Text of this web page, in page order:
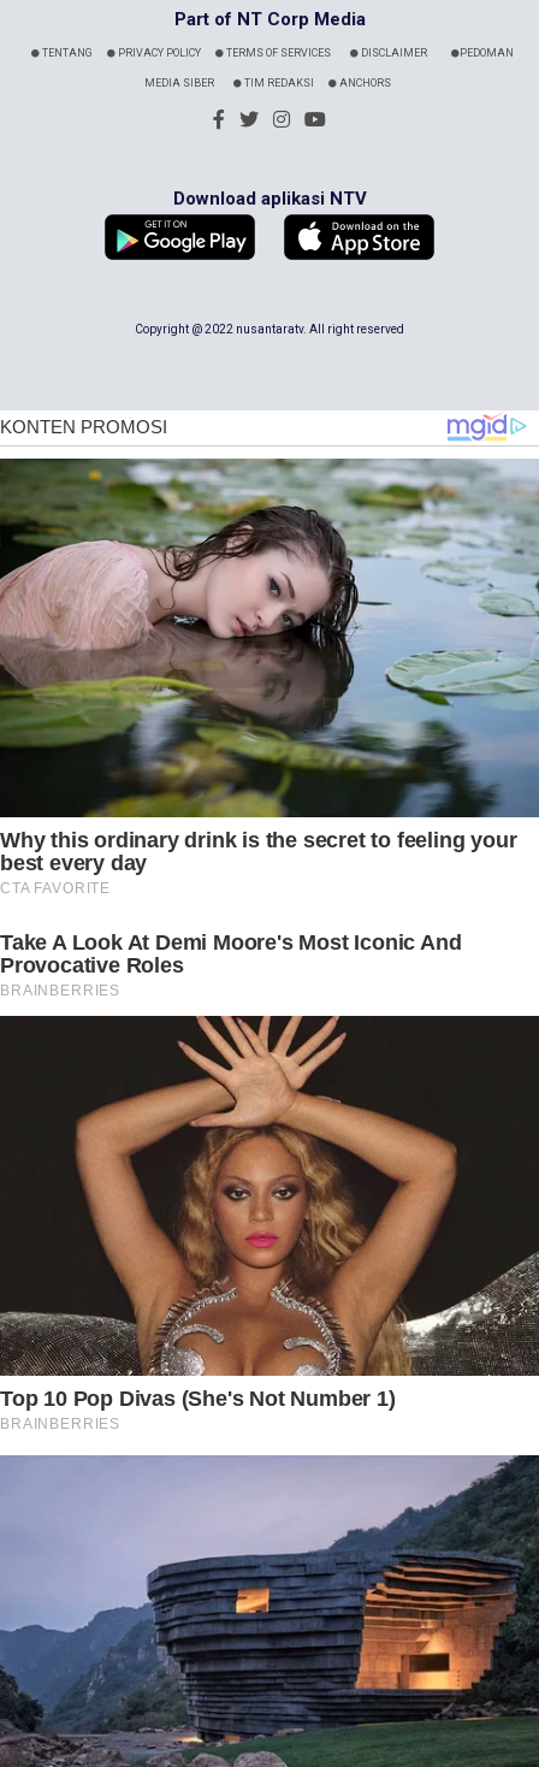
Part of NT Corp Media
TENTANG PRIVACY POLICY TERMS OF SERVICES DISCLAIMER PEDOMAN
MEDIA SIBER TIM REDAKSI ANCHORS
Download aplikasi NTV
Copyright @ 2022 nusantaratv. All right reserved